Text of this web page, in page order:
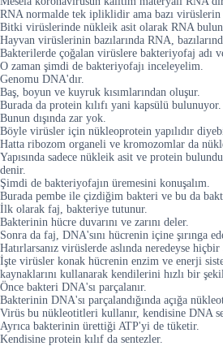
RNA normalde tek ipliklidir ama bazı
Bitki virüslerinde nükleik asit olarak RNA
Hayvan virüslerinin bazılarında RNA,
Bakterilerde çoğalan virüslere bakteriyofaj adı
O zaman şimdi de bakteriyofajı inceleyelim.
Genomu DNA'dır.
Baş, boyun ve kuyruk kısımlarından oluşur.
Burada da protein kılıfı yani kapsülü bulunuyor.
Bunun dışında zar yok.
Böyle virüsler için nükleoprotein yapılıdır
Hatta ribozom organeli ve kromozomlar da
Yapısında sadece nükleik asit ve protein
denir.
Şimdi de bakteriyofajın üremesini konuşalım.
Burada pembe ile çizdiğim bakteri ve bu da
İlk olarak faj, bakteriye tutunur.
Bakterinin hücre duvarını ve zarını deler.
Sonra da faj, DNA'sını hücrenin içine şırınga
Hatırlarsanız virüslerde aslında neredeyse
İşte virüsler konak hücrenin enzim ve enerji
kaynaklarını kullanarak kendilerini hızlı bir
Önce bakteri DNA'sı parçalanır.
Bakterinin DNA'sı parçalandığında açığa
Virüs bu nükleotitleri kullanır, kendisine DNA
Ayrıca bakterinin ürettiği ATP'yi de tüketir.
Kendisine protein kılıf da sentezler.